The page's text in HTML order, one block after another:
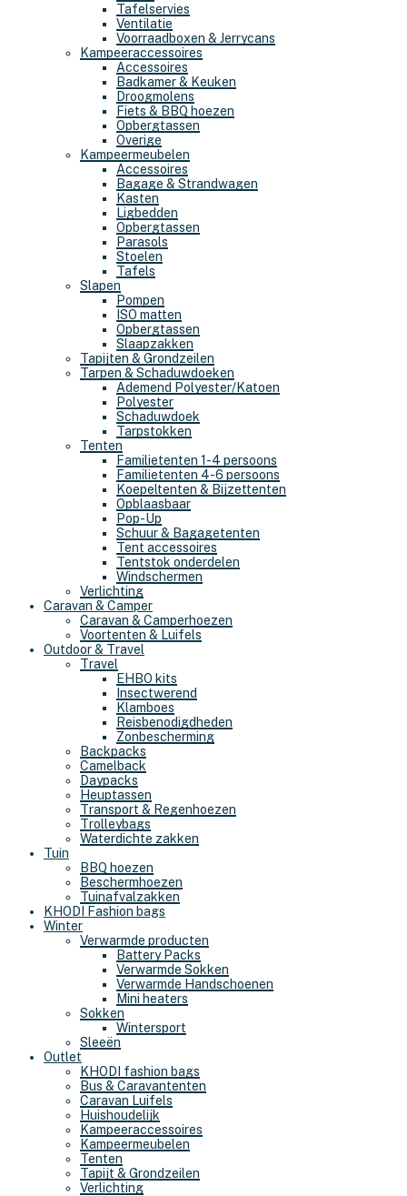
Tafelservies
Ventilatie
Voorraadboxen & Jerrycans
Kampeeraccessoires
Accessoires
Badkamer & Keuken
Droogmolens
Fiets & BBQ hoezen
Opbergtassen
Overige
Kampeermeubelen
Accessoires
Bagage & Strandwagen
Kasten
Ligbedden
Opbergtassen
Parasols
Stoelen
Tafels
Slapen
Pompen
ISO matten
Opbergtassen
Slaapzakken
Tapijten & Grondzeilen
Tarpen & Schaduwdoeken
Ademend Polyester/Katoen
Polyester
Schaduwdoek
Tarpstokken
Tenten
Familietenten 1-4 persoons
Familietenten 4-6 persoons
Koepeltenten & Bijzettenten
Opblaasbaar
Pop-Up
Schuur & Bagagetenten
Tent accessoires
Tentstok onderdelen
Windschermen
Verlichting
Caravan & Camper
Caravan & Camperhoezen
Voortenten & Luifels
Outdoor & Travel
Travel
EHBO kits
Insectwerend
Klamboes
Reisbenodigdheden
Zonbescherming
Backpacks
Camelback
Daypacks
Heuptassen
Transport & Regenhoezen
Trolleybags
Waterdichte zakken
Tuin
BBQ hoezen
Beschermhoezen
Tuinafvalzakken
KHODI Fashion bags
Winter
Verwarmde producten
Battery Packs
Verwarmde Sokken
Verwarmde Handschoenen
Mini heaters
Sokken
Wintersport
Sleeën
Outlet
KHODI fashion bags
Bus & Caravantenten
Caravan Luifels
Huishoudelijk
Kampeeraccessoires
Kampeermeubelen
Tenten
Tapijt & Grondzeilen
Verlichting